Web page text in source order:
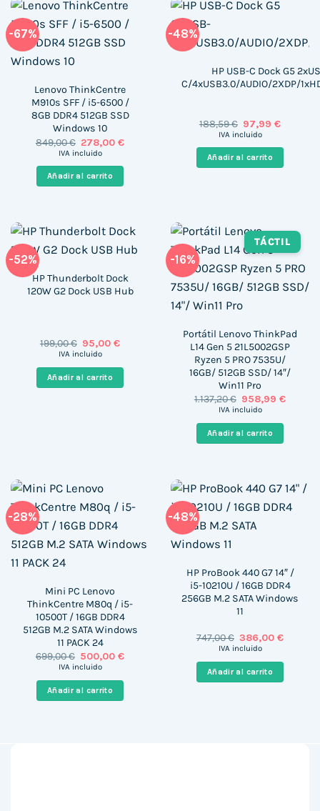
-67%
Lenovo ThinkCentre
M910s SFF / i5-6500 /
8GB DDR4 512GB SSD
Windows 10
849,00€ El
precio
era:
849,00 €.
278,00€El
IVA incluido
Añadir al carrito
-48%
HP USB-C Dock G5
C/4xUSB3.0/AUDIO/2XDP/
188,59€ El
precio
era:
188,59 €.
97,99€El
es:
97,99 €.
IVA incluido
Añadir al carrito
-52%
HP Thunderbolt Dock
120W G2 Dock USB Hub
199,00€ El
precio
era:
199,00 €.
95,00€El
es:
IVA incluido
Añadir al carrito
-16%
TÁCTIL
Portátil Lenovo ThinkPad
L14 Gen 5 21L5002GSP
Ryzen 5 PRO 7535U/
16GB/ 512GB SSD/ 14″/
Win11 Pro
1.137,20€ El
precio
era:
1.137,20 €.
958,99€El
IVA incluido
Añadir al carrito
-28%
Mini PC Lenovo
ThinkCentre M80q / i5-
10500T / 16GB DDR4
512GB M.2 SATA Windows
11 PACK 24
699,00€ El
precio
era:
699,00 €.
500,00€El
IVA incluido
Añadir al carrito
-48%
HP ProBook 440 G7 14″ /
i5-10210U / 16GB DDR4
256GB M.2 SATA Windows
11
747,00€ El
precio
era:
747,00 €.
386,00€El
es:
IVA incluido
Añadir al carrito